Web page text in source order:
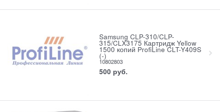
Samsung CLP-310/CLP-
315/CLX3175 Картридж Yellow
1500 копий ProfiLine CLT-Y409S
(-)
10802803
500 руб.